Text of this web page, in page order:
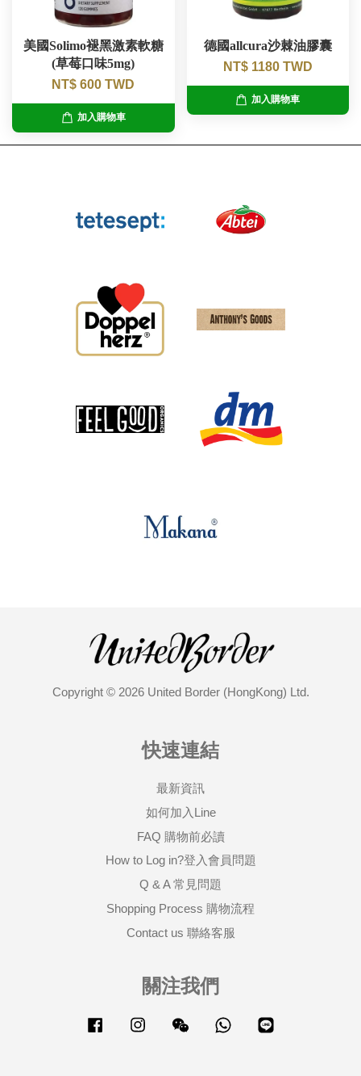
美國Solimo褪黑激素軟糖
(草莓口味5mg)
NT$ 600 TWD
加入購物車
德國allcura沙棘油膠囊
NT$ 1180 TWD
加入購物車
Copyright © 2026 United Border (HongKong) Ltd.
快速連結
最新資訊
如何加入Line
FAQ 購物前必讀
How to Log in?登入會員問題
Q & A 常見問題
Shopping Process 購物流程
Contact us 聯絡客服
關注我們
Facebook Instagram Wechat Whatsapp